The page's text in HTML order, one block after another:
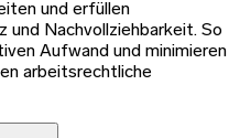
und erfüllen
und Nachvollziehbarkeit. So
Aufwand und minimieren
arbeitsrechtliche